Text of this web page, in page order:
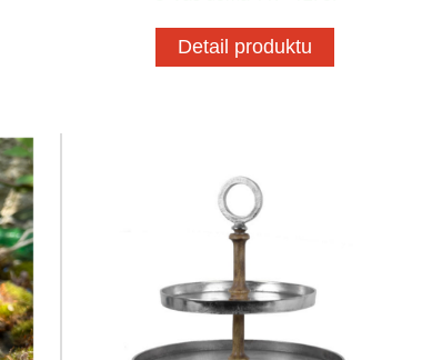
Detail produktu